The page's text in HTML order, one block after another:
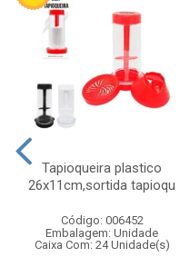
Tapioqueira plastico
26x11cm,sortida tapioqu
Código: 006452
Embalagem: Unidade
Caixa Com: 24 Unidade(s)